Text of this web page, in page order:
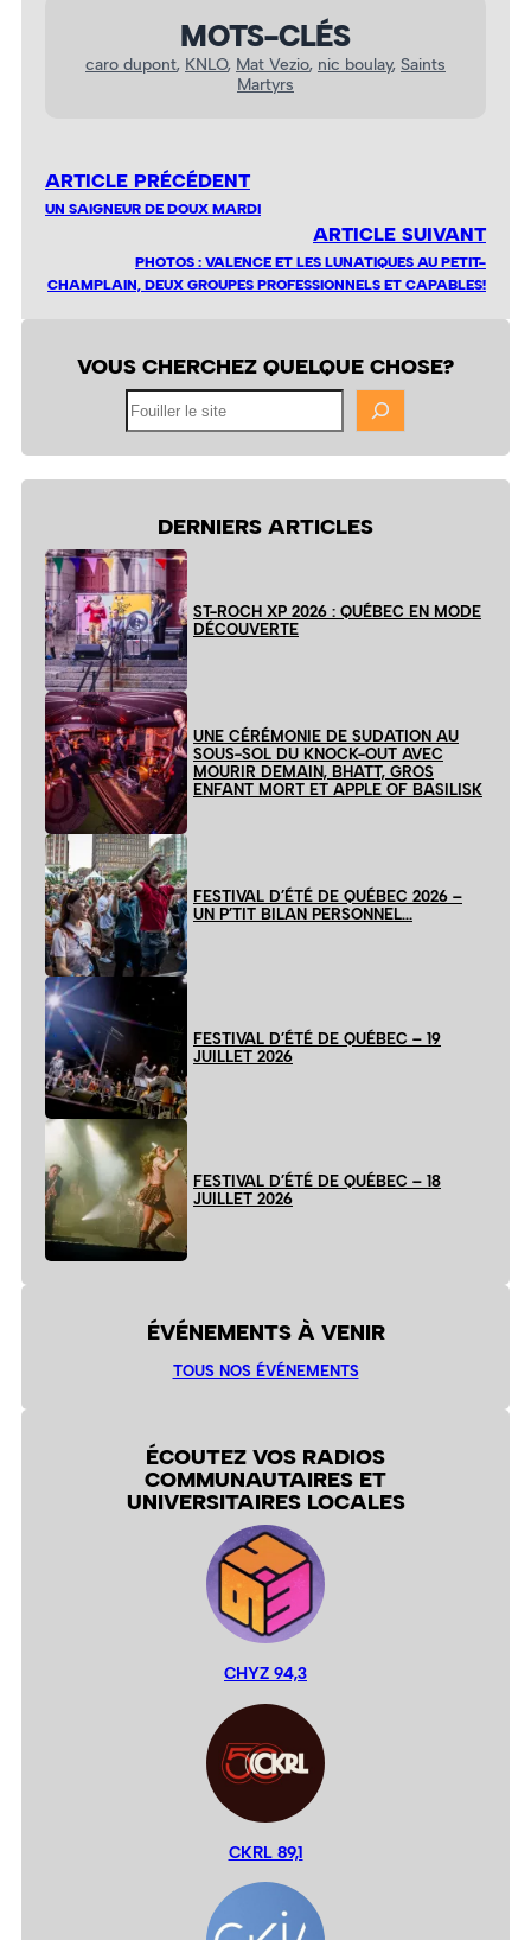
MOTS-CLÉS
caro dupont, KNLO, Mat Vezio, nic boulay, Saints
Martyrs
ARTICLE PRÉCÉDENT
UN SAIGNEUR DE DOUX MARDI
ARTICLE SUIVANT
PHOTOS : VALENCE ET LES LUNATIQUES AU PETIT-
CHAMPLAIN, DEUX GROUPES PROFESSIONNELS ET CAPABLES!
VOUS CHERCHEZ QUELQUE CHOSE?
DERNIERS ARTICLES
ST-ROCH XP 2026 : QUÉBEC EN MODE
DÉCOUVERTE
UNE CÉRÉMONIE DE SUDATION AU
SOUS-SOL DU KNOCK-OUT AVEC
MOURIR DEMAIN, BHATT, GROS
ENFANT MORT ET APPLE OF BASILISK
FESTIVAL D’ÉTÉ DE QUÉBEC 2026 –
UN P’TIT BILAN PERSONNEL…
FESTIVAL D’ÉTÉ DE QUÉBEC – 19
JUILLET 2026
FESTIVAL D’ÉTÉ DE QUÉBEC – 18
JUILLET 2026
ÉVÉNEMENTS À VENIR
TOUS NOS ÉVÉNEMENTS
ÉCOUTEZ VOS RADIOS
COMMUNAUTAIRES ET
UNIVERSITAIRES LOCALES
CHYZ 94,3
CKRL 89,1